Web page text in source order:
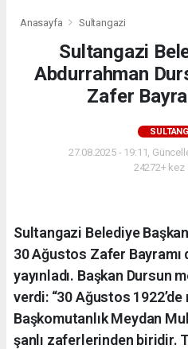
Anasayfa Sultangazi
Sultangazi
Abdurrahman
Zafer
27.08.2025 - 19:11,
24272+ kez
Sultangazi Belediye
30 Ağustos Zafer Bayramı
yayınladı. Başkan Dursun
verdi: “30 Ağustos
Başkomutanlık Meydan
şanlı zaferlerinden biridir.